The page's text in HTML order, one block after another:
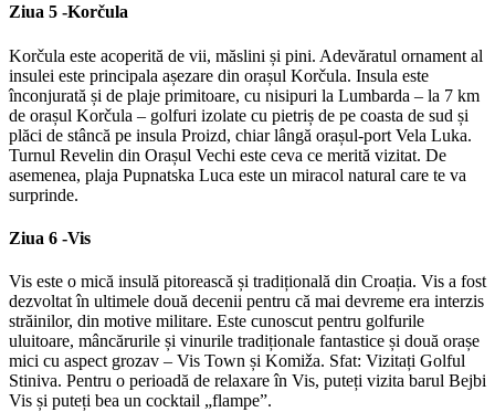
Ziua 5 -Korčula
Korčula este acoperită de vii, măslini și pini. Adevăratul ornament al
insulei este principala așezare din orașul Korčula. Insula este
înconjurată și de plaje primitoare, cu nisipuri la Lumbarda – la 7 km
de orașul Korčula – golfuri izolate cu pietriș de pe coasta de sud și
plăci de stâncă pe insula Proizd, chiar lângă orașul-port Vela Luka.
Turnul Revelin din Orașul Vechi este ceva ce merită vizitat. De
asemenea, plaja Pupnatska Luca este un miracol natural care te va
surprinde.
Ziua 6 -Vis
Vis este o mică insulă pitorească și tradițională din Croația. Vis a fost
dezvoltat în ultimele două decenii pentru că mai devreme era interzis
străinilor, din motive militare. Este cunoscut pentru golfurile
uluitoare, mâncărurile și vinurile tradiționale fantastice și două orașe
mici cu aspect grozav – Vis Town și Komiža. Sfat: Vizitați Golful
Stiniva. Pentru o perioadă de relaxare în Vis, puteți vizita barul Bejbi
Vis și puteți bea un cocktail „flampe”.